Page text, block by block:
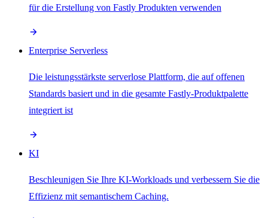
für die Erstellung von Fastly Produkten verwenden
Enterprise Serverless
Die leistungsstärkste serverlose Plattform, die auf offenen
Standards basiert und in die gesamte Fastly-Produktpalette
integriert ist
KI
Beschleunigen Sie Ihre KI-Workloads und verbessern Sie die
Effizienz mit semantischem Caching.